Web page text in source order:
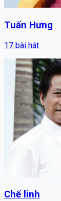
Tuấn Hưng
17 bài hát
Chế linh